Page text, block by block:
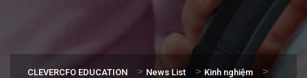
CLEVERCFO EDUCATION > News List > Kinh nghiệm >